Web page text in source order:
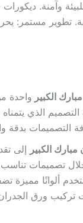
وآمنة.
تطوير مستمر:
الكبير واحدة
الذي
التصميمات بدقة
الكبير إلى
تصميمات تناسب
ألوانًا مميزة
ورق الجدران،